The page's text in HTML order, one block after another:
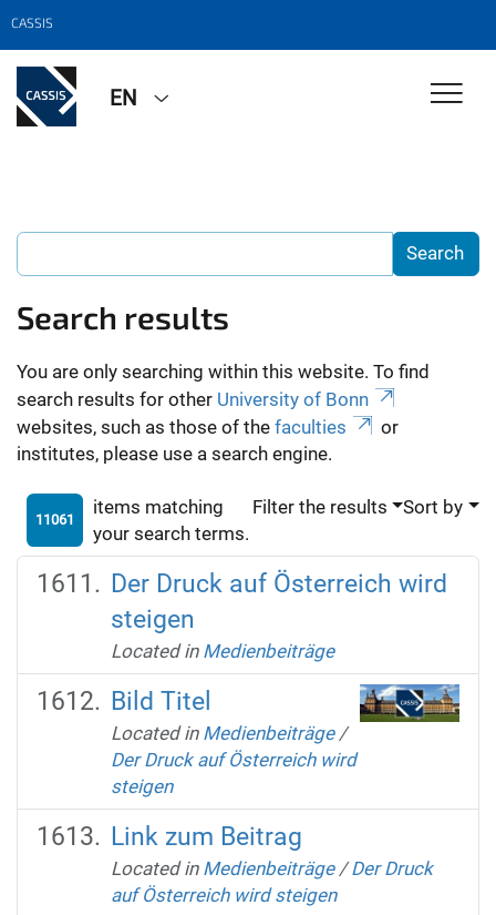
CASSIS
EN
Search results
You are only searching within this website. To find
search results for other University of Bonn
websites, such as those of the faculties
or
institutes, please use a search engine.
11061
items matching
your search terms.
Filter the results Sort by
Der Druck auf Österreich wird
steigen
Located in Medienbeiträge
Bild Titel
Located in Medienbeiträge /
Der Druck auf Österreich wird
steigen
Link zum Beitrag
Located in Medienbeiträge /Der Druck
auf Österreich wird steigen